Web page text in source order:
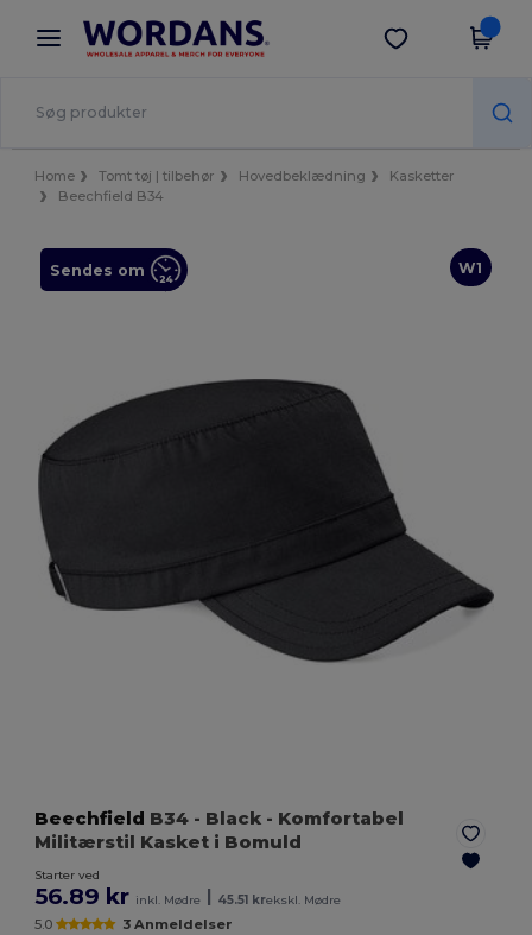
× Wordans-app
Bedre priser i appen!
Hent app
Home Tomt tøj | tilbehør Hovedbeklædning
Kasketter
Beechfield B34
W1
Sendes om
Beechfield B34 - Black - Komfortabel
Militærstil Kasket i Bomuld
Starter ved
56.89 kr inkl. Mødre 45.51 krekskl. Mødre
5.0 3 Anmeldelser